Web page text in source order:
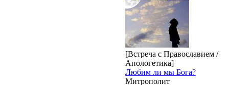
[Встреча с Православием /
Апологетика]
Любим ли мы Бога?
Митрополит